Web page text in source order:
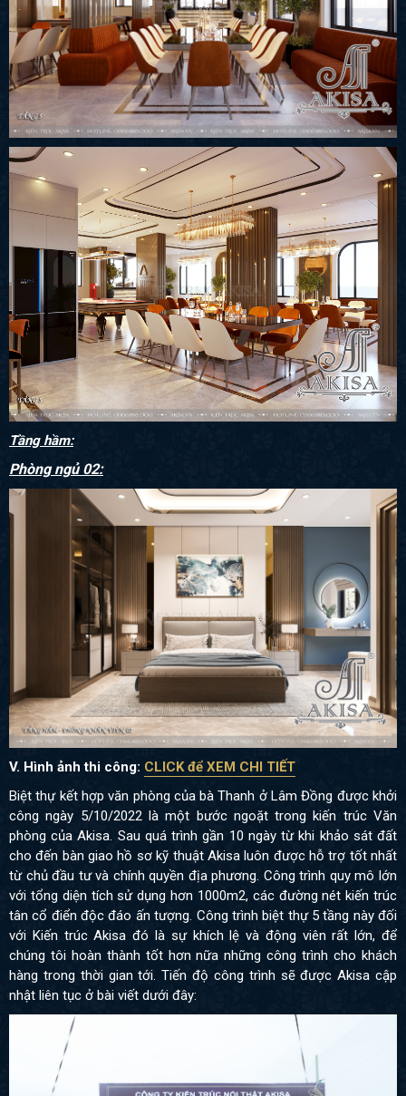
Tầng hầm:
Phòng ngủ 02:
V. Hình ảnh thi công: CLICK để XEM CHI TIẾT
Biệt thự kết hợp văn phòng của bà Thanh ở Lâm Đồng được khởi
công ngày 5/10/2022 là một bước ngoặt trong kiến trúc Văn
phòng của Akisa. Sau quá trình gần 10 ngày từ khi khảo sát đất
cho đến bàn giao hồ sơ kỹ thuật Akisa luôn được hỗ trợ tốt nhất
từ chủ đầu tư và chính quyền địa phương. Công trình quy mô lớn
với tổng diện tích sử dụng hơn 1000m2, các đường nét kiến trúc
tân cổ điển độc đáo ấn tượng. Công trình biệt thự 5 tầng này đối
với Kiến trúc Akisa đó là sự khích lệ và động viên rất lớn, để
chúng tôi hoàn thành tốt hơn nữa những công trình cho khách
hàng trong thời gian tới. Tiến độ công trình sẽ được Akisa cập
nhật liên tục ở bài viết dưới đây: